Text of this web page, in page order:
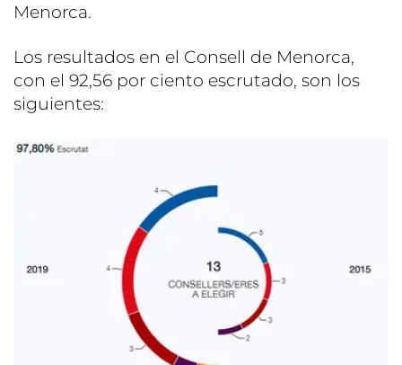
Menorca.
Los resultados en el Consell de Menorca,
con el 92,56 por ciento escrutado, son los
siguientes: